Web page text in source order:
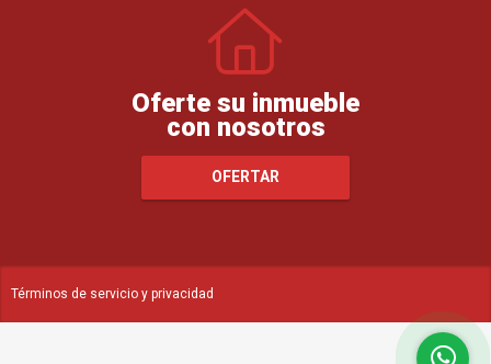
Oferte su inmueble
con nosotros
OFERTAR
Términos de servicio y privacidad